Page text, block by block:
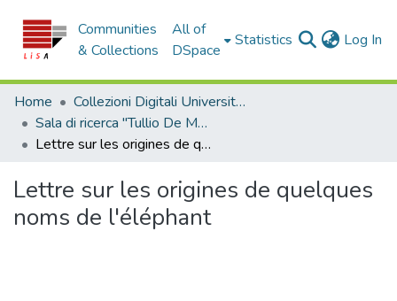
Communities
& Collections
All of
DSpace
Statistics Log In
Home
Collezioni Digitali Università della Calabria
Sala di ricerca "Tullio De Mauro"
Lettre sur les origines de quelques noms de l'éléphant
Lettre sur les origines de quelques
noms de l'éléphant